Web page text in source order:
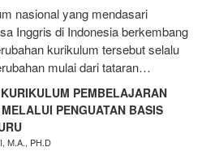
nasional yang mendasari
Inggris di Indonesia berkembang
kurikulum tersebut selalu
mulai dari tataran…
PEMBELAJARAN
PENGUATAN BASIS
M.A., PH.D